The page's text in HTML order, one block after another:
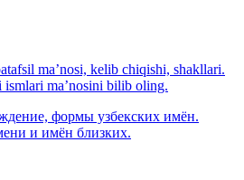
ma’nosi, kelib chiqishi, shakllari.
ma’nosini bilib oling.
формы узбекских имён.
и имён близких.